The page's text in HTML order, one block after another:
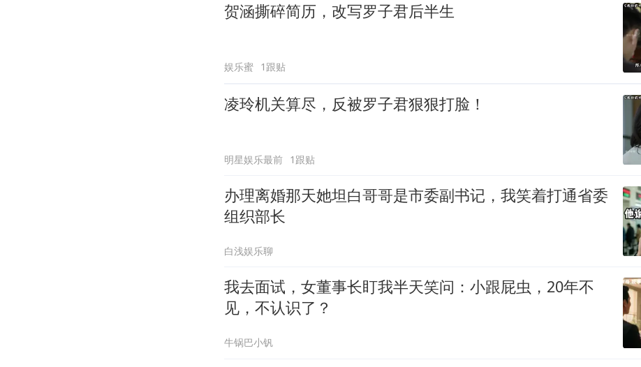
贺涵撕碎简历，改写罗子君后半生
娱乐蜜 1跟贴
凌玲机关算尽，反被罗子君狠狠打脸！
明星娱乐最前 1跟贴
办理离婚那天她坦白哥哥是市委副书记，我笑着打通省委
组织部长
白浅娱乐聊
我去面试，女董事长盯我半天笑问：小跟屁虫，20年不
见，不认识了？
牛锅巴小钒